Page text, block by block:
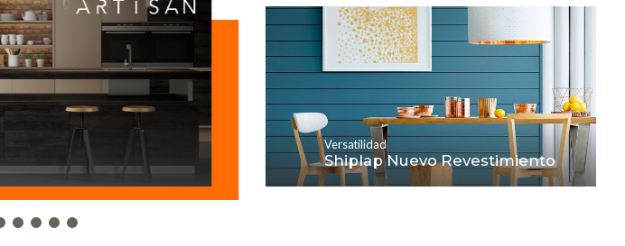
Versatilidad
Shiplap Nuevo Revestimiento